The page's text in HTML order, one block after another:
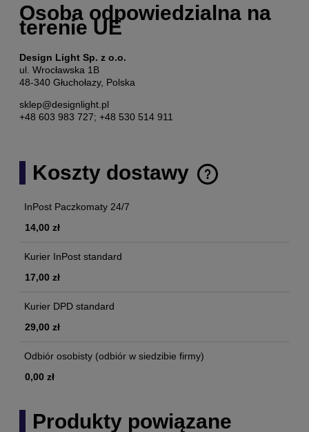
Osoba odpowiedzialna na
terenie UE
Design Light Sp. z o.o.
ul. Wrocławska 1B
48-340 Głuchołazy, Polska
sklep@designlight.pl
+48 603 983 727; +48 530 514 911
Koszty dostawy
Cena nie zawiera ewentualnych kosztów płatności
InPost Paczkomaty 24/7
14,00 zł
Kurier InPost standard
17,00 zł
Kurier DPD standard
29,00 zł
Odbiór osobisty (odbiór w siedzibie firmy)
0,00 zł
Produkty powiązane